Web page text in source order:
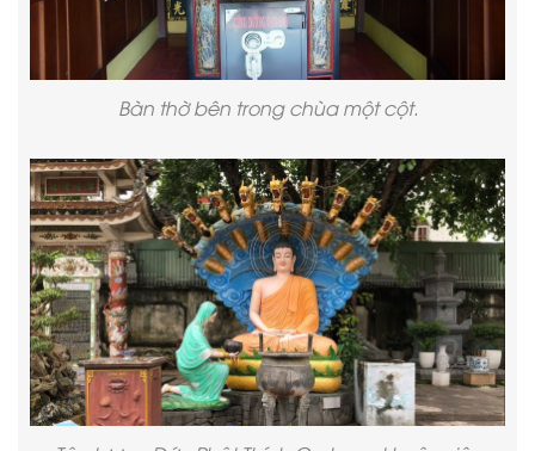
Bàn thờ bên trong chùa một cột.